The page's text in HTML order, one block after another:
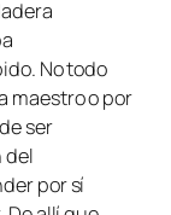
No todo
maestro o por
ser
del
por sí